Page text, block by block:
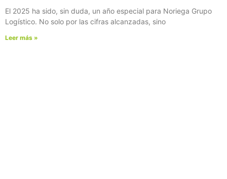
El 2025 ha sido, sin duda, un año especial para Noriega Grupo
Logístico. No solo por las cifras alcanzadas, sino
Leer más »